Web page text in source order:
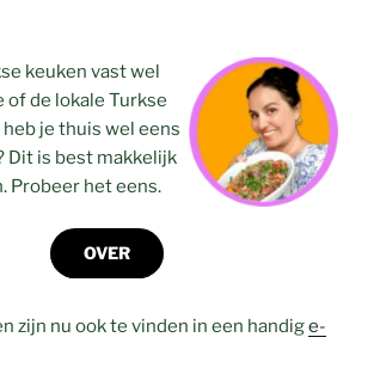
keuken vast wel
of de lokale Turkse
heb je thuis wel eens
Dit is best makkelijk
Probeer het eens.
OVER
zijn nu ook te vinden in een handige-